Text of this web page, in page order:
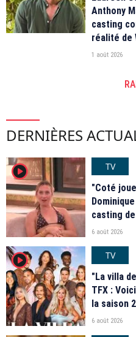
Anthony
casting
réalité de
1 août 2026
DERNIÈRES
player2
TV
"Coté
casting
6 août 2026
player2
TV
"La villa
TFX :
la saison
6 août 2026